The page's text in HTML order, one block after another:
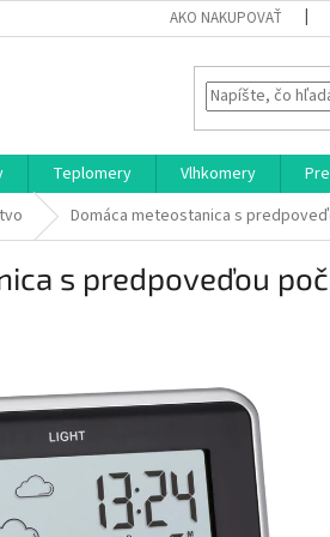
AKO NAKUPOVAŤ
Teplomery Vlhkomery
Domáca meteostanica s
s predpoveďou